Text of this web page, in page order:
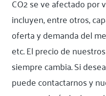
CO2 se ve afectado por
incluyen, entre otros,
oferta y demanda del
etc. El precio de
siempre cambia. Si
puede contactarnos y